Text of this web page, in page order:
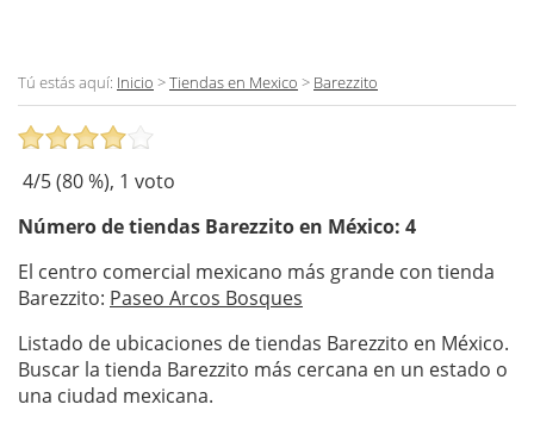
Tú estás aquí: Inicio >Tiendas en Mexico > Barezzito
4/5 (80%), 1 voto
Número de tiendas Barezzitoen México: 4
El centro comercial mexicano más grande con tienda
Barezzito: Paseo Arcos Bosques
Listado de ubicaciones de tiendas Barezzito en México.
Buscar la tienda Barezzito más cercana en un estado o
una ciudad mexicana.